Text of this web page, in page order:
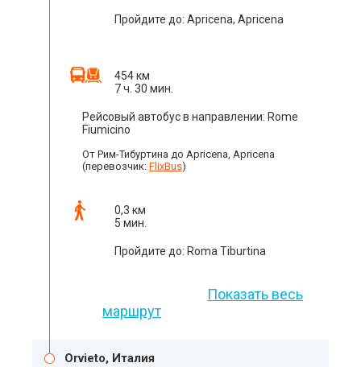
Пройдите до: Apricena, Apricena
454 км
7 ч. 30 мин.
Рейсовый автобус в направлении: Rome
Fiumicino
От Рим-Тибуртина до Apricena, Apricena
(перевозчик: FlixBus)
0,3 км
5 мин.
Пройдите до: Roma Tiburtina
Показать весь
маршрут
Orvieto, Италия